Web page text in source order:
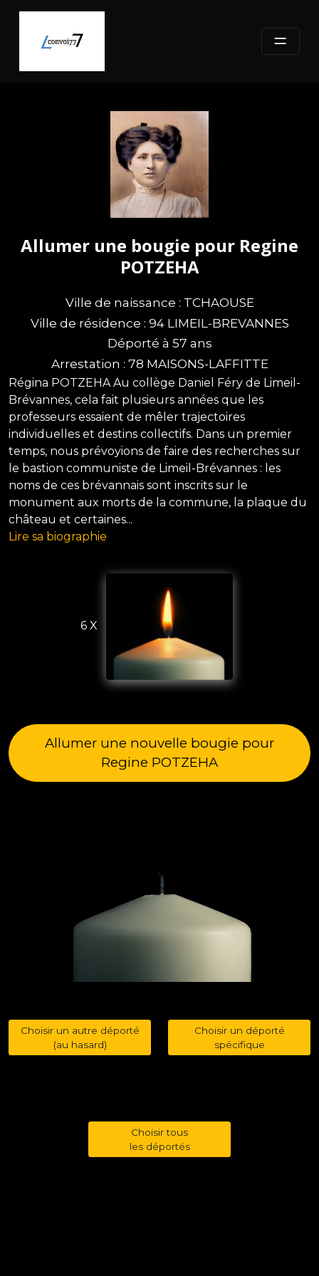
content
Allumer une bougie pour Regine
POTZEHA
Ville de naissance : TCHAOUSE
Ville de résidence : 94 LIMEIL-BREVANNES
Déporté à 57 ans
Arrestation : 78 MAISONS-LAFFITTE
Régina POTZEHA Au collège Daniel Féry de Limeil-
Brévannes, cela fait plusieurs années que les
professeurs essaient de mêler trajectoires
individuelles et destins collectifs. Dans un premier
temps, nous prévoyions de faire des recherches sur
le bastion communiste de Limeil-Brévannes : les
noms de ces brévannais sont inscrits sur le
monument aux morts de la commune, la plaque du
château et certaines...
Lire sa biographie
6 X
Allumer une nouvelle bougie pour
Regine POTZEHA
Choisir un autre déporté
(au hasard)
Choisir un déporté
spécifique
Choisir tous
les déportés